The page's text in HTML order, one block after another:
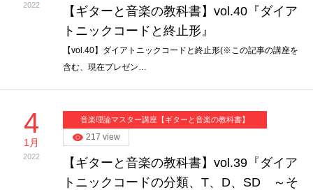
2022
【ギターと音楽の教科書】vol.40『ダイア
トニックコードと終止形』
【vol.40】ダイアトニックコードと終止形(※この記事の講座を
含む、現在プレゼン…
4
1月
2022
音楽理論マスター講座【ギターと音楽の教科書】
217 view
【ギターと音楽の教科書】vol.39『ダイア
トニックコードの分類、T、D、SD ～そ